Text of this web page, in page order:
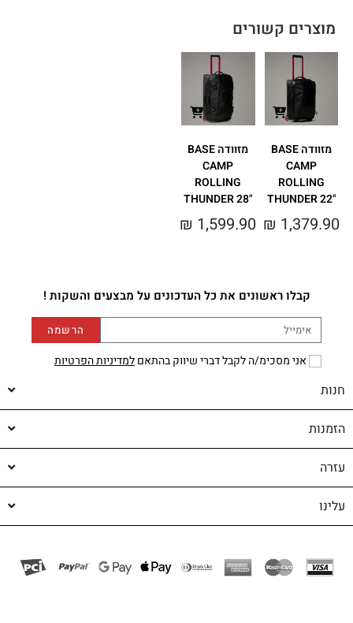
מוצרים קשורים
מזוודה BASE
CAMP
ROLLING
THUNDER 22"‎
₪ 1,379.90
מזוודה BASE
CAMP
ROLLING
THUNDER 28"‎
₪ 1,599.90
קבלו ראשונים את כל העדכונים על מבצעים והשקות !
אני מסכימ/ה לקבל דברי שיווק בהתאםלמדיניות הפרטיות
הרשמה
חנות
הזמנות
עזרה
עלינו